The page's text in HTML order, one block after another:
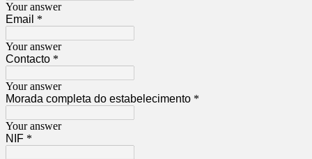
Your answer
Email *
Your answer
Contacto *
Your answer
Morada completa do estabelecimento *
Your answer
NIF *